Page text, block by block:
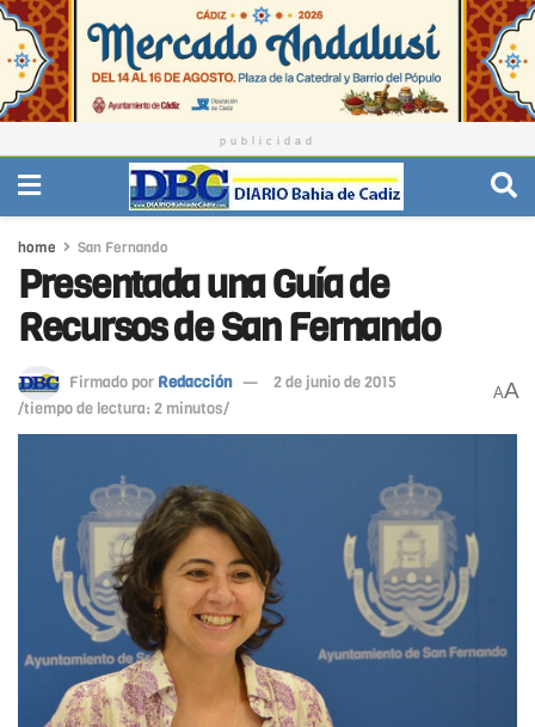
publicidad
home San Fernando
Presentada una Guía de
Recursos de San Fernando
Firmado por Redacción
2 de junio de 2015
/tiempo de lectura: 2 minutos/
AA